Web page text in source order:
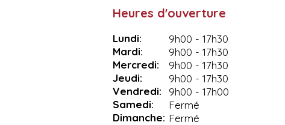
Heures d'ouverture
Lundi:
Mardi:
Mercredi:
Jeudi:
Vendredi:
Samedi:
Dimanche:
9h00 - 17h30
9h00 - 17h30
9h00 - 17h30
9h00 - 17h30
9h00 - 17h00
Fermé
Fermé